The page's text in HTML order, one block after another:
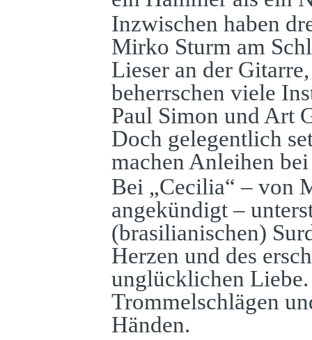
Inzwischen haben
Mirko Sturm am
Lieser an der
beherrschen viele
Paul Simon und Art
Doch gelegentlich
machen Anleihen
Bei „Cecilia“ – von
angekündigt –
(brasilianischen)
Herzen und des
unglücklichen
Trommelschlägen
Händen.